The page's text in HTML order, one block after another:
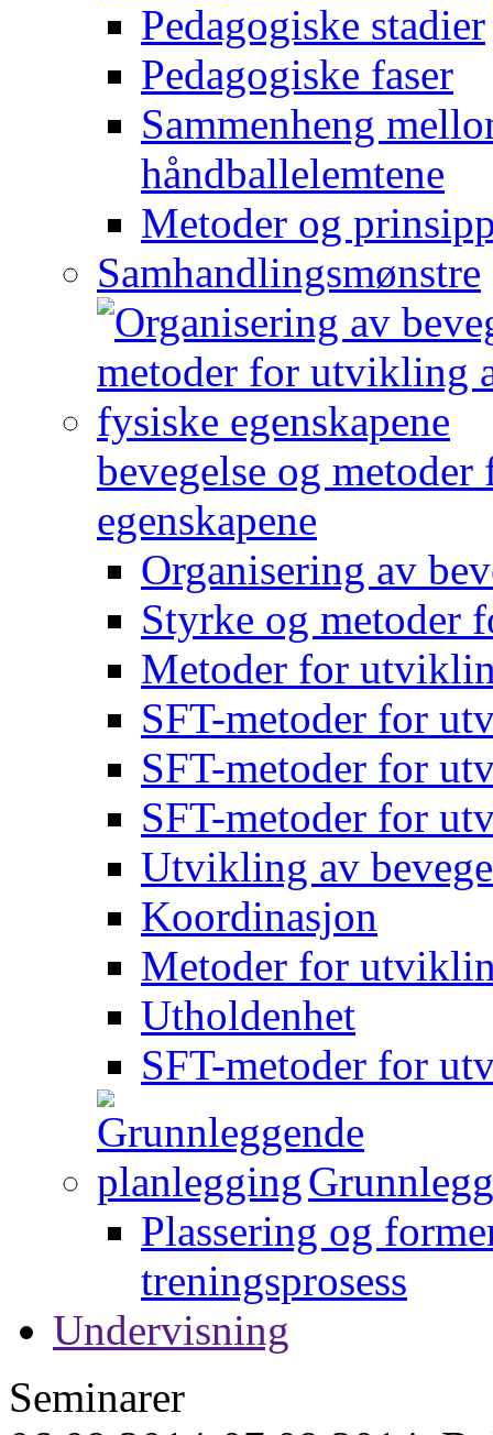
Pedagogiske stadier
Pedagogiske faser
Sammenheng
håndballelemtene
Metoder og
Samhandlingsmønstre
bevegelse og
egenskapene
Organisering av
Styrke og metoder
Metoder for
SFT-metoder for
SFT-metoder for
SFT-metoder for
Utvikling av
Koordinasjon
Metoder for
Utholdenhet
SFT-metoder for
Plassering og
treningsprosess
Undervisning
Seminarer